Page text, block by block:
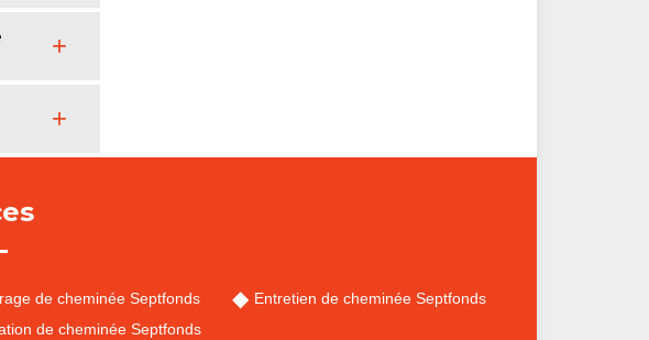
de cheminée Septfonds
de cheminée Septfonds
Entretien de cheminée Septfonds